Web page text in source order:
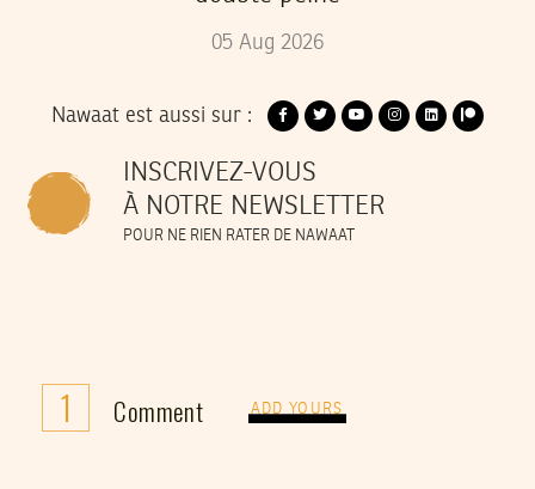
05 Aug 2026
Nawaat est aussi sur :
INSCRIVEZ-VOUS
À NOTRE NEWSLETTER
POUR NE RIEN RATER DE NAWAAT
1 Comment ADD YOURS